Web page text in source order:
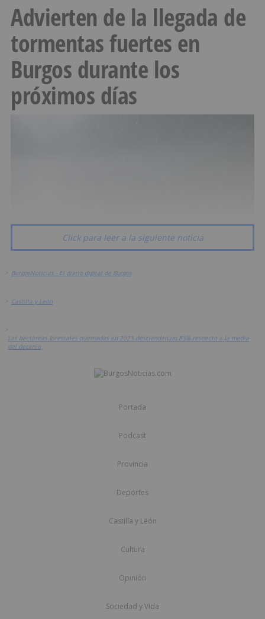
Advierten de la llegada de
tormentas fuertes en
Burgos durante los
próximos días
Click para leer a la siguiente noticia
> BurgosNoticias - El diario digital de Burgos
> Castilla y León
>
Las hectáreas forestales quemadas en 2023 descienden un 83% respecto a la media
del decenio
Portada
Podcast
Provincia
Deportes
Castilla y León
Cultura
Opinión
Sociedad y Vida